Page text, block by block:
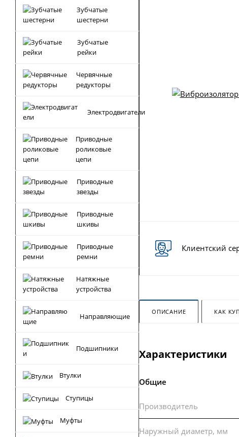
Клиентский
ОПИСАНИЕ КАК
Характеристики
Общие
Производитель
Наружный диаметр, мм
Зубчатые
шестерни
Зубчатые
рейки
Червячные
редукторы
Электродвигатели
Приводные
роликовые
цепи
Приводные
звезды
Приводные
шкивы
Приводные
ремни
Натяжные
устройства
Направляющие
Подшипники
Втулки
Ступицы
Муфты